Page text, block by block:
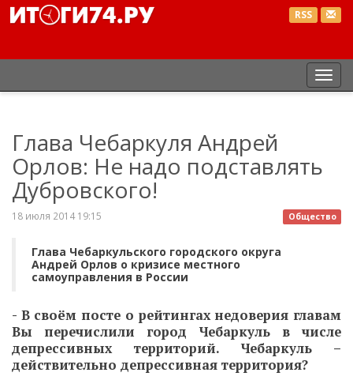
RSS
Глава Чебаркуля Андрей
Орлов: Не надо подставлять
Дубровского!
Общество
18 июля 2014 19:15
Глава Чебаркульского городского округа
Андрей Орлов о кризисе местного
самоуправления в России
- В своём посте о рейтингах недоверия главам
Вы перечислили город Чебаркуль в числе
депрессивных территорий. Чебаркуль –
действительно депрессивная территория?